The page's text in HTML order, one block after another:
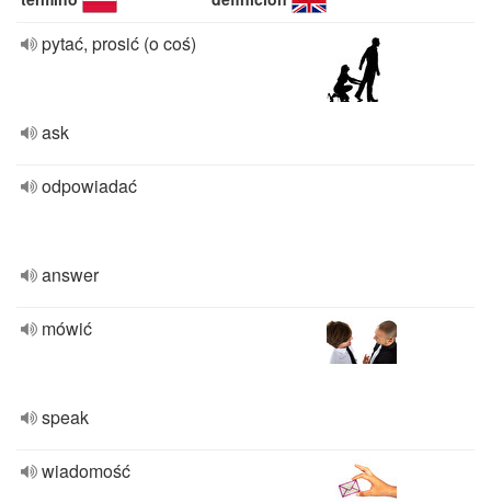
pytać, prosić (o coś)
ask
odpowiadać
answer
mówić
speak
wiadomość